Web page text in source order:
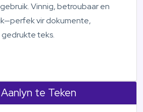
Vinnig, betroubaar en
vir dokumente,
teks.
te Teken